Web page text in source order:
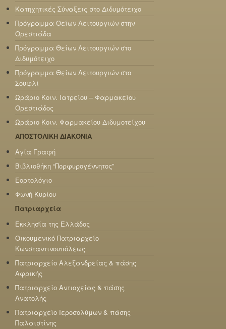
Κατηχητικές Σύναξεις στο Διδυμότειχο
Πρόγραμμα Θείων Λειτουργιών στην
Ορεστιάδα
Πρόγραμμα Θείων Λειτουργιών στο
Διδυμότειχο
Πρόγραμμα Θείων Λειτουργιών στο
Σουφλί
Ωράριο Κοιν. Ιατρείου – Φαρμακείου
Ορεστιάδος
Ωράριο Κοιν. Φαρμακείου Διδυμοτείχου
ΑΠΟΣΤΟΛΙΚΗ ΔΙΑΚΟΝΙΑ
Αγία Γραφή
Βιβλιοθήκη “Πορφυρογέννητος”
Εορτολόγιο
Φωνή Κυρίου
Πατριαρχεία
Εκκλησία της Ελλάδος
Οικουμενικό Πατριαρχείο
Κωνσταντινουπόλεως
Πατριαρχείο Αλεξανδρείας & πάσης
Αφρικής
Πατριαρχείο Αντιοχείας & πάσης
Ανατολής
Πατριαρχείο Ιεροσολύμων & πάσης
Παλαιστίνης